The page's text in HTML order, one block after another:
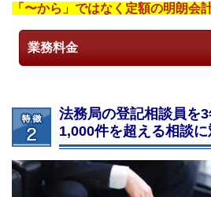
「〜から」ではなく定額の明朗会
業務料金
法務局の登記相談員を3
1,000件を超える相談